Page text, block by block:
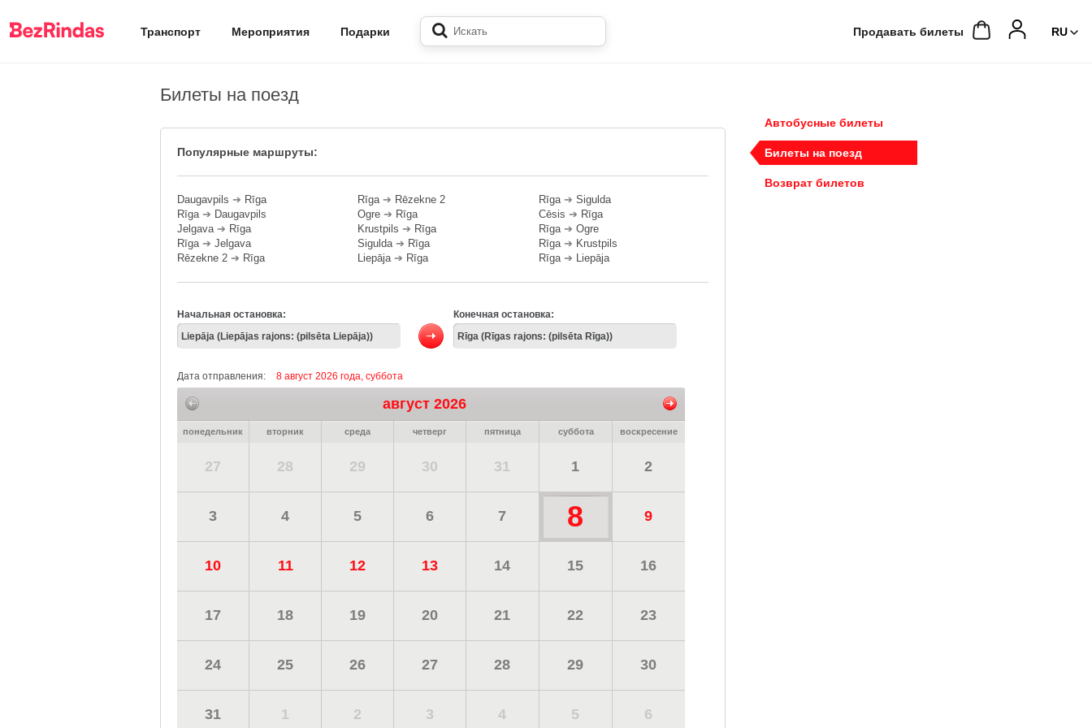
Транспорт Мероприятия Подарки Продавать билеты
Билеты на поезд
Популярные маршруты:
Daugavpils ➔ Rīga
Rīga➔ Daugavpils
Jelgava➔ Rīga
Rīga➔ Jelgava
Rēzekne 2 ➔ Rīga
Rīga➔ Rēzekne 2
Ogre ➔ Rīga
Krustpils ➔ Rīga
Sigulda➔ Rīga
Liepāja➔ Rīga
Rīga➔ Sigulda
Cēsis ➔ Rīga
Rīga➔ Ogre
Rīga➔ Krustpils
Rīga➔ Liepāja
Начальная остановка: Конечная остановка:
Дата отправления: 8 август 2026 года, суббота
август 2026
понедельник вторник среда четверг пятница суббота воскресение
27 28 29 30 31 1 2
3 4 5 6 7 8 9
10 11 12 13 14 15 16
17 18 19 20 21 22 23
24 25 26 27 28 29 30
31 1 2 3 4 5 6
Автобусные билеты
Билеты на поезд
Возврат билетов